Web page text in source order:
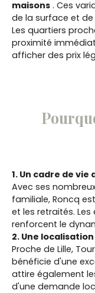
maisons . Ces
de la surface et
Les quartiers
proximité
afficher des prix
1. Un cadre de vie
Avec ses
familiale, Roncq
et les retraités.
renforcent le
2. Une
Proche de Lille,
bénéficie d'une
attire également
d'une demande